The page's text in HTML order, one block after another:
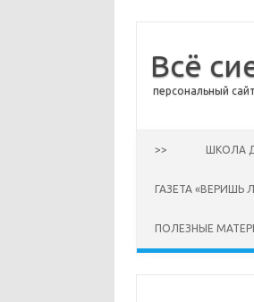
Всё
персональный
>> ШКОЛА
ГАЗЕТА «ВЕРИШЬ
ПОЛЕЗНЫЕ